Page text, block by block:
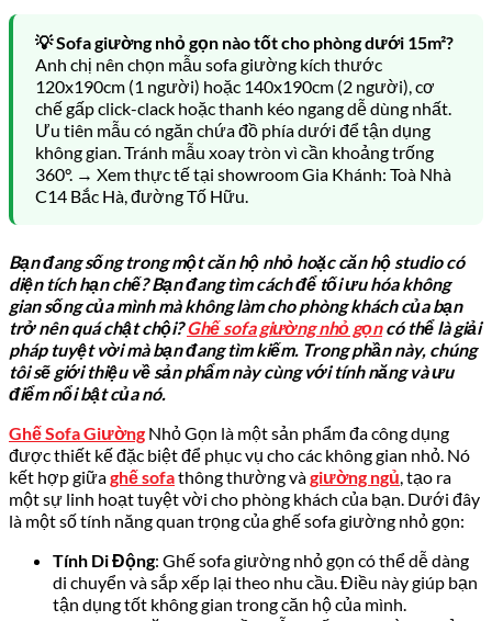
💡 Sofa giường nhỏ gọn nào tốt cho phòng dưới 15m²?
Anh chị nên chọn mẫu sofa giường kích thước
120x190cm (1 người) hoặc 140x190cm (2 người), cơ
chế gấp click-clack hoặc thanh kéo ngang dễ dùng nhất.
Ưu tiên mẫu có ngăn chứa đồ phía dưới để tận dụng
không gian. Tránh mẫu xoay tròn vì cần khoảng trống
360°. → Xem thực tế tại showroom Gia Khánh: Toà Nhà
C14 Bắc Hà, đường Tố Hữu.
Bạn đang sống trong một căn hộ nhỏ hoặc căn hộ studio có
diện tích hạn chế? Bạn đang tìm cách để tối ưu hóa không
gian sống của mình mà không làm cho phòng khách của bạn
trở nên quá chật chội?Ghế sofa giường nhỏ gọn có thể là giải
pháp tuyệt vời mà bạn đang tìm kiếm. Trong phần này, chúng
tôi sẽ giới thiệu về sản phẩm này cùng với tính năng và ưu
điểm nổi bật của nó.
Ghế Sofa Giường Nhỏ Gọn là một sản phẩm đa công dụng
được thiết kế đặc biệt để phục vụ cho các không gian nhỏ. Nó
kết hợp giữaghế sofathông thường vàgiường ngủ, tạo ra
một sự linh hoạt tuyệt vời cho phòng khách của bạn. Dưới đây
là một số tính năng quan trọng của ghế sofa giường nhỏ gọn:
Tính Di Động: Ghế sofa giường nhỏ gọn có thể dễ dàng
di chuyển và sắp xếp lại theo nhu cầu. Điều này giúp bạn
tận dụng tốt không gian trong căn hộ của mình.